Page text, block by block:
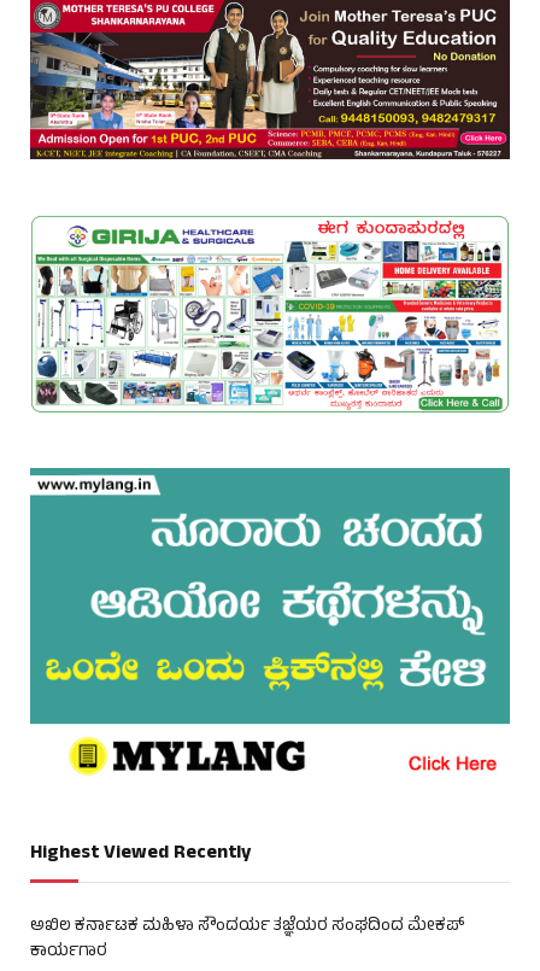
Highest Viewed Recently
ಅಖಿಲ ಕರ್ನಾಟಕ ಮಹಿಳಾ ಸೌಂದರ್ಯ ತಜ್ಞೆಯರ ಸಂಘದಿಂದ ಮೇಕಪ್
ಕಾರ್ಯಗಾರ